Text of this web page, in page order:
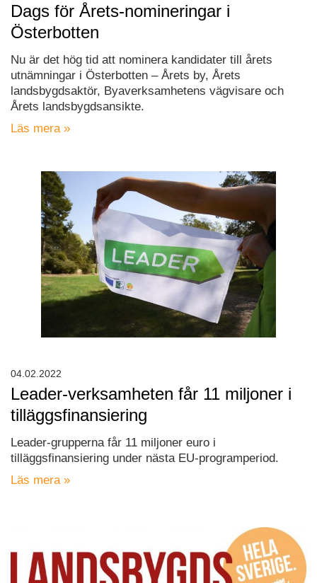
Dags för Årets-nomineringar i
Österbotten
Nu är det hög tid att nominera kandidater till årets
utnämningar i Österbotten – Årets by, Årets
landsbygdsaktör, Byaverksamhetens vägvisare och
Årets landsbygdsansikte.
Läs mera »
Leader-verksamheten får 11 miljoner i
tilläggsfinansiering
Leader-grupperna får 11 miljoner euro i
tilläggsfinansiering under nästa EU-programperiod.
Läs mera »
04.02.2022